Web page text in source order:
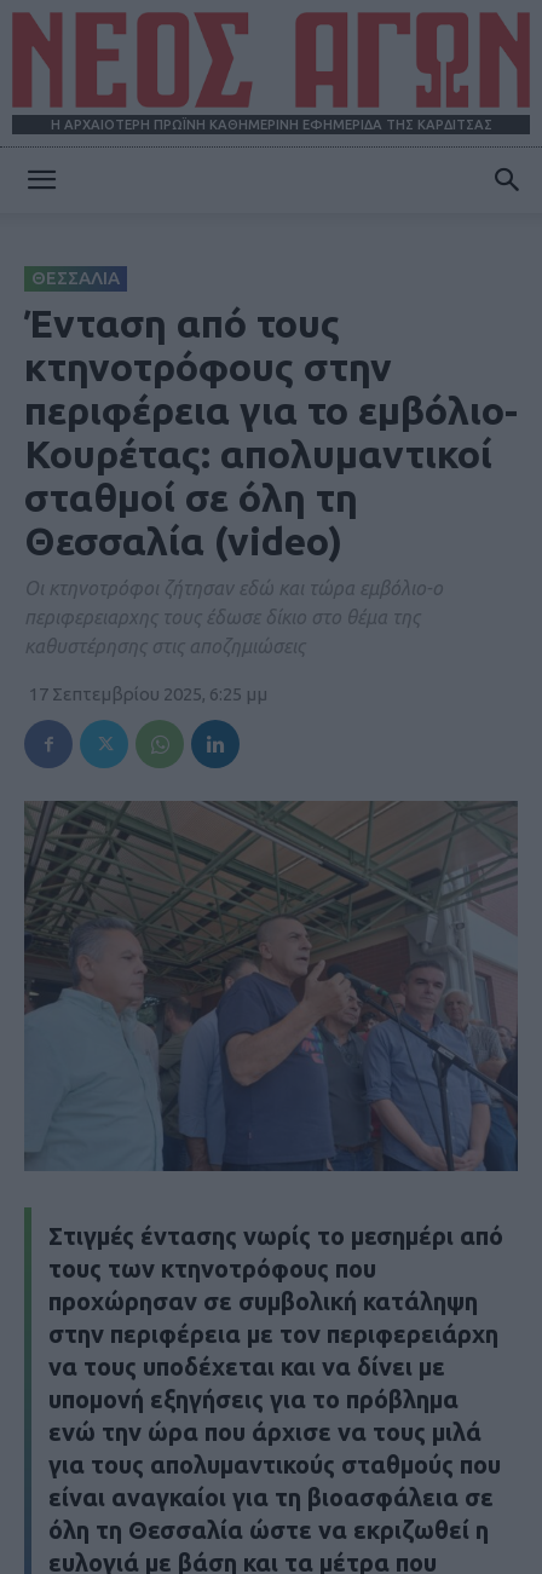
Η ΑΡΧΑΙΟΤΕΡΗ ΠΡΩΪΝΗ ΚΑΘΗΜΕΡΙΝΗ ΕΦΗΜΕΡΙΔΑ ΤΗΣ ΚΑΡΔΙΤΣΑΣ
ΘΕΣΣΑΛΙΑ
Ένταση από τους
κτηνοτρόφους στην
περιφέρεια για το εμβόλιο-
Κουρέτας: απολυμαντικοί
σταθμοί σε όλη τη
Θεσσαλία (video)
Οι κτηνοτρόφοι ζήτησαν εδώ και τώρα εμβόλιο-ο
περιφερειαρχης τους έδωσε δίκιο στο θέμα της
καθυστέρησης στις αποζημιώσεις
17 Σεπτεμβρίου 2025, 6:25 μμ
Στιγμές έντασης νωρίς το μεσημέρι από
τους των κτηνοτρόφους που
προχώρησαν σε συμβολική κατάληψη
στην περιφέρεια με τον περιφερειάρχη
να τους υποδέχεται και να δίνει με
υπομονή εξηγήσεις για το πρόβλημα
ενώ την ώρα που άρχισε να τους μιλά
για τους απολυμαντικούς σταθμούς που
είναι αναγκαίοι για τη βιοασφάλεια σε
όλη τη Θεσσαλία ώστε να εκριζωθεί η
ευλογιά με βάση και τα μέτρα που